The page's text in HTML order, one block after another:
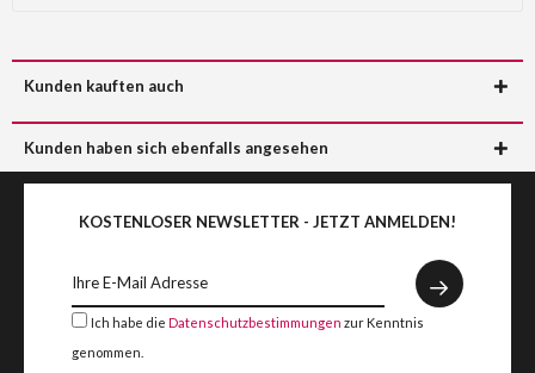
Kunden kauften auch
Kunden haben sich ebenfalls angesehen
KOSTENLOSER NEWSLETTER - JETZT ANMELDEN!
Ich habe die Datenschutzbestimmungen zur Kenntnis
genommen.